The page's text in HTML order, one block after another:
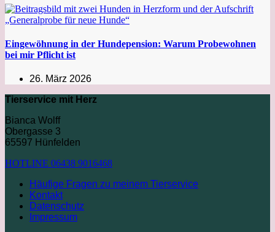
Eingewöhnung in der Hundepension: Warum Probewohnen
bei mir Pflicht ist
26. März 2026
Tierservice mit Herz
Bianca Wolff
Obergasse 3
65597 Hünfelden
HOTLINE 06438 9016468
Häufige Fragen zu meinem Tierservice
Kontakt
Datenschutz
Impressum